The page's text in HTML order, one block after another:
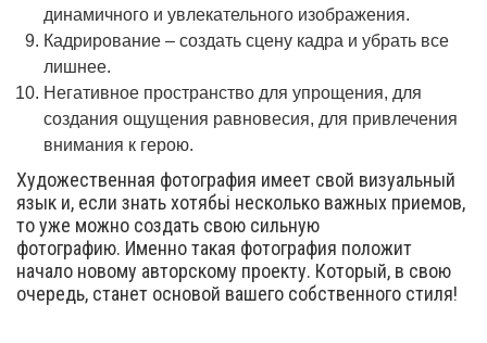
динамичного и увлекательного изображения.
Кадрирование – создать сцену кадра и убрать все
лишнее.
Негативное пространство для упрощения, для
создания ощущения равновесия, для привлечения
внимания к герою.
Художественная фотография имеет свой визуальный
язык и, если знать хотябьі несколько важных приемов,
то уже можно создать свою сильную
фотографию. Именно такая фотография положит
начало новому авторскому проекту. Который, в свою
очередь, станет основой вашего собственного стиля!